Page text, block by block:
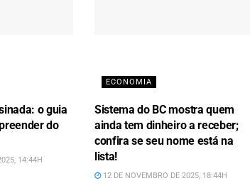
o guia
do
14:44H
ECONOMIA
Sistema do BC mostra quem
ainda tem dinheiro a receber;
confira se seu nome está na
lista!
12 DE NOVEMBRO DE 2025, 18:44H